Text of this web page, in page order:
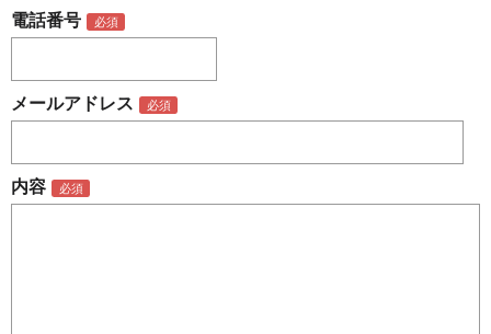
電話番号
メールアドレス
内容